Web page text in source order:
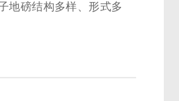
地磅结构多样、形式多